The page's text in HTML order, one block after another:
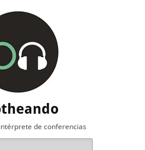
de conferencias